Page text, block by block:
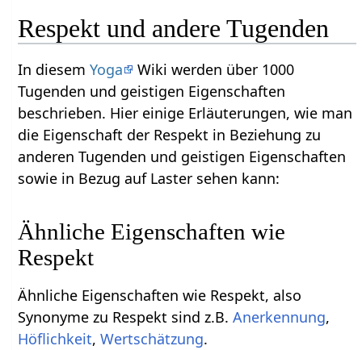
Respekt und andere Tugenden
In diesemYoga
Wiki werden über 1000
Tugenden und geistigen Eigenschaften
beschrieben. Hier einige Erläuterungen, wie man
die Eigenschaft der Respekt in Beziehung zu
anderen Tugenden und geistigen Eigenschaften
sowie in Bezug auf Laster sehen kann:
Ähnliche Eigenschaften wie
Respekt
Ähnliche Eigenschaften wie Respekt, also
Synonyme zu Respekt sind z.B.Anerkennung,
Höflichkeit,Wertschätzung.